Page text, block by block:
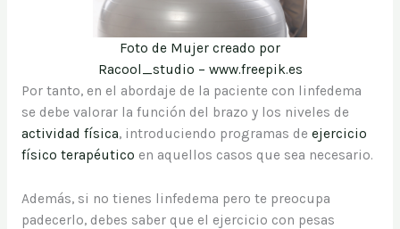
Foto de Mujer creado por
Racool_studio – www.freepik.es
Por tanto, en el abordaje de la paciente con linfedema
se debe valorar la función del brazo y los niveles de
actividad física, introduciendo programas de ejercicio
físico terapéutico en aquellos casos que sea necesario.
Además, si no tienes linfedema pero te preocupa
padecerlo, debes saber que el ejercicio con pesas